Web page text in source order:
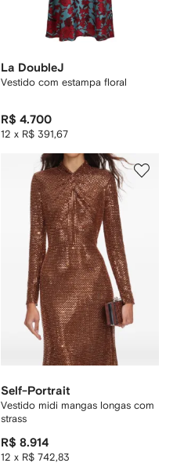
La DoubleJ
Vestido com estampa floral
R$ 4.700
12 x R$ 391,67
Self-Portrait
Vestido midi mangas longas com
strass
R$ 8.914
12 x R$ 742,83